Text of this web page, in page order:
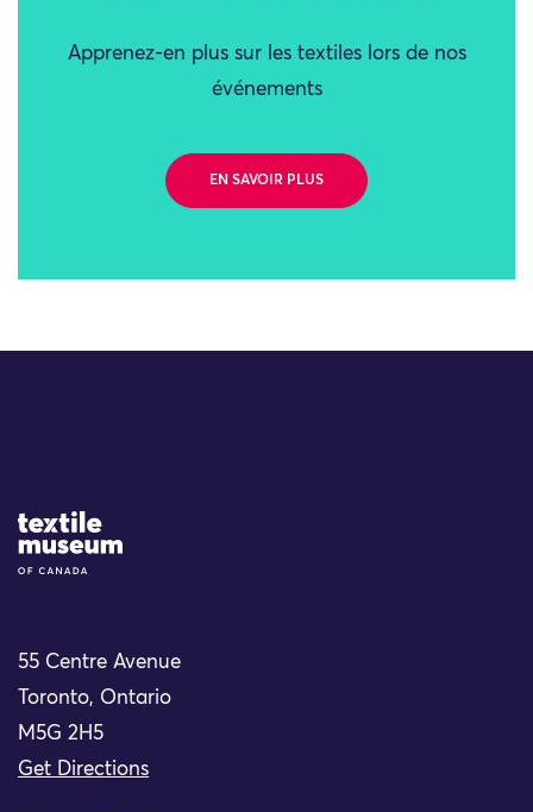
Apprenez-en plus sur les textiles lors de nos
événements
EN SAVOIR PLUS
Site Logo
55 Centre Avenue
Toronto, Ontario
M5G 2H5
Get Directions